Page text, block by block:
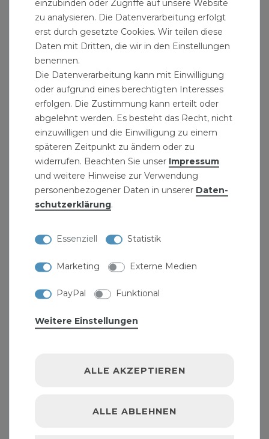
Dichtungssortiment O-Ring 407-teilig
17,19 € *
Stück | 0,04 € / Stück
einzubinden oder Zugriffe auf unsere Website
zu analysieren. Die Datenverarbeitung erfolgt
erst durch gesetzte Cookies. Wir teilen diese
Daten mit Dritten, die wir in den Einstellungen
benennen.
Die Datenverarbeitung kann mit Einwilligung
oder aufgrund eines berechtigten Interesses
erfolgen. Die Zustimmung kann erteilt oder
abgelehnt werden. Es besteht das Recht, nicht
einzuwilligen und die Einwilligung zu einem
späteren Zeitpunkt zu ändern oder zu
widerrufen. Beachten Sie unser Impressum
und weitere Hinweise zur Verwendung
personenbezogener Daten in unserer Daten­
schutz­erklärung.
Essenziell Statistik
Marketing Externe Medien
PayPal Funktional
Weitere Einstellungen
ALLE AKZEPTIEREN
ALLE ABLEHNEN